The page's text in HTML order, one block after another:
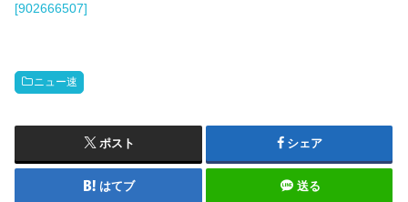
[902666507]
ニュー速
ポスト シェア
はてブ 送る